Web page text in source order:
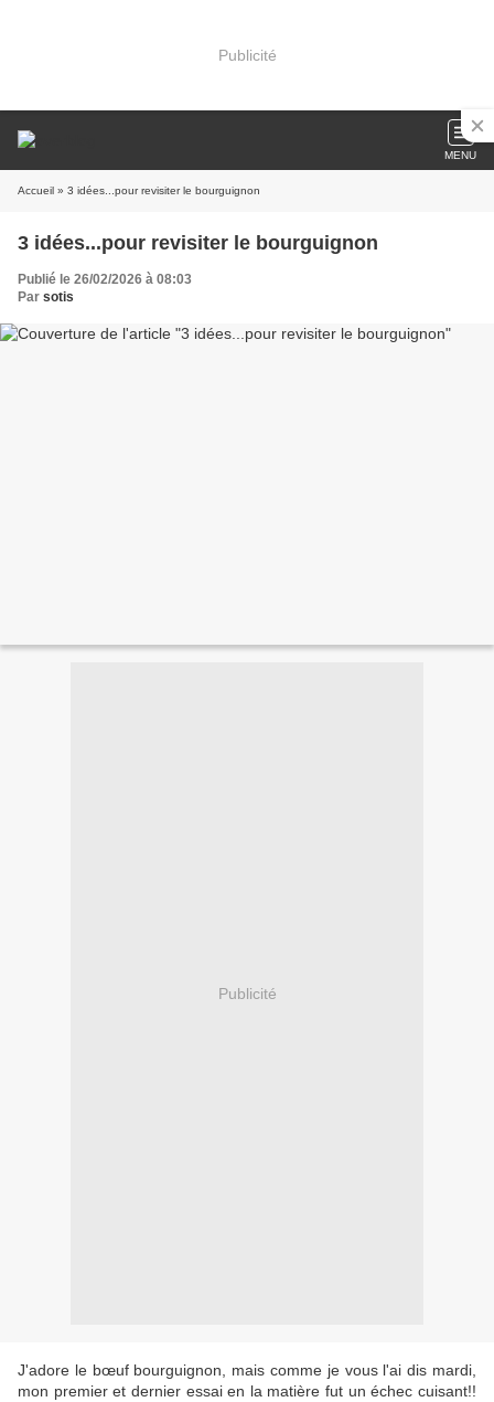
Publicité
MENU
Accueil » 3 idées...pour revisiter le bourguignon
3 idées...pour revisiter le bourguignon
Publié le 26/02/2026 à 08:03
Par sotis
Publicité
J'adore le bœuf bourguignon, mais comme je vous l'ai dis mardi,
mon premier et dernier essai en la matière fut un échec cuisant!!